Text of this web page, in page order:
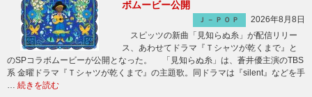
ボムービー公開
Ｊ－ＰＯＰ
2026年8月8日
スピッツの新曲「見知らぬ糸」が配信リリー
ス、あわせてドラマ『Ｔシャツが乾くまで』と
のSPコラボムービーが公開となった。 「見知らぬ糸」は、蒼井優主演のTBS
系 金曜ドラマ『Ｔシャツが乾くまで』の主題歌。同ドラマは『silent』などを手
… 続きを読む